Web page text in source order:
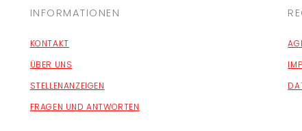
INFORMATIONEN
KONTAKT
ÜBER UNS
STELLENANZEIGEN
FRAGEN UND ANTWORTEN